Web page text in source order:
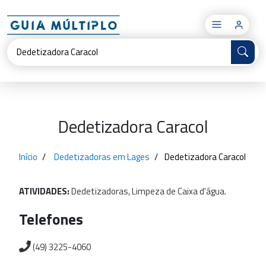
×
Dedetizadora Caracol
Início Dedetizadoras em Lages Dedetizadora Caracol
ATIVIDADES:Dedetizadoras,LimpezadeCaixad'água.
Telefones
(49) 3225-4060